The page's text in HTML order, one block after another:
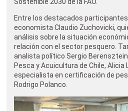
Entre los destacados
economista Claudio Zuchovicki,
análisis sobre la situación
relación con el sector pesquero.
analista político Sergio
Pesca y Acuicultura de Chile, Alicia
especialista en certificación de
Rodrigo Polanco.